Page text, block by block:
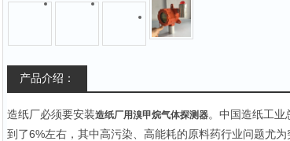
产品介绍：
造纸厂必须要安装造纸厂用溴甲烷气体探测器。中国造纸工业
到了6%左右，其中高污染、高能耗的原料药行业问题尤